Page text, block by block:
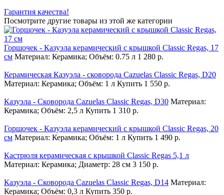
Гарантия качества!
Посмотрите другие товары из этой же категории
Горшочек - Казуэла керамический с крышкой Classic Regas, 17
см Материал: Керамика; Объём: 0.75 л 1 280 р.
Керамическая Казуэла - сковорода Cazuelas Classic Regas, D20
Материал: Керамика; Объём: 1 л Купить 1 550 р.
Казуэла - Сковорода Cazuelas Classic Regas, D30 Материал:
Керамика; Объём: 2,5 л Купить 1 310 р.
Горшочек - Казуэла керамический с крышкой Classic Regas, 20
см Материал: Керамика; Объём: 1 л Купить 1 490 р.
Кастрюля керамическая с крышкой Classic Regas 5,1 л
Материал: Керамика; Диаметр: 28 см 3 150 р.
Казуэла - Сковорода Cazuelas Classic Regas, D14 Материал:
Керамика; Объём: 0,3 л Купить 350 р.